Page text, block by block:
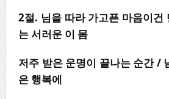
2절. 님을 따라 가고픈 마음이건
는 서러운 이 몸
저주 받은 운명이 끝나는 순간/
은 행복에